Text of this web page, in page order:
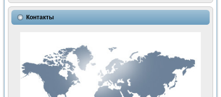
Применение осциллографического модуля с высоким
Симуляция отклика импульсного радиолокационного
Автоматизация формирования уравнений состояния для
Разработка автоматизированного стенда для измерения
Применение среды LabVIEW для построения картины
Портативная система для определения показателей
Использование LabVIEW для управления источником
Устройство для снятия вольт-амперных характеристик
Передовые научные технологии: нано-, фемто-,
Контакты